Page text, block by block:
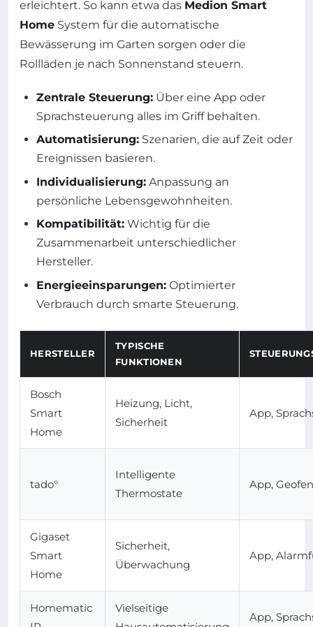
erleichtert. So kann etwa das Medion Smart
Home System für die automatische
Bewässerung im Garten sorgen oder die
Rollläden je nach Sonnenstand steuern.
Zentrale Steuerung: Über eine App oder
Sprachsteuerung alles im Griff behalten.
Automatisierung: Szenarien, die auf Zeit oder
Ereignissen basieren.
Individualisierung: Anpassung an
persönliche Lebensgewohnheiten.
Kompatibilität: Wichtig für die
Zusammenarbeit unterschiedlicher
Hersteller.
Energieeinsparungen: Optimierter
Verbrauch durch smarte Steuerung.
HERSTELLER
TYPISCHE
FUNKTIONEN
Bosch
Smart
Home
Heizung, Licht,
Sicherheit
App,
tado°
Intelligente
Thermostate
App,
Gigaset
Smart
Home
Sicherheit,
Überwachung
App,
Homematic
Vielseitige
App,